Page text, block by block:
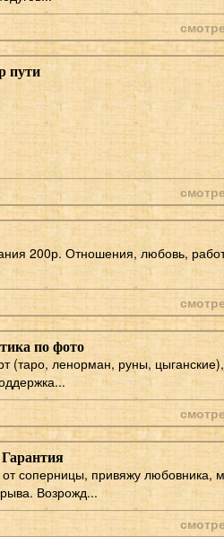
пути
200р. Отношения, любовь,
по фото
ленорман, руны,
соперницы, привяжу любовника,
Возрожд...